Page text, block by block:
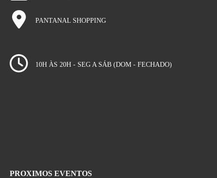
PANTANAL SHOPPING
10H ÀS 20H - SEG A SÁB (DOM - FECHADO)
PROXIMOS EVENTOS